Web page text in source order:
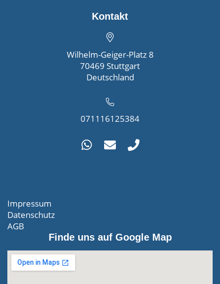
Kontakt
Wilhelm-Geiger-Platz 8
70469 Stuttgart
Deutschland
071116125384
Impressum
Datenschutz
AGB
Finde uns auf Google Map